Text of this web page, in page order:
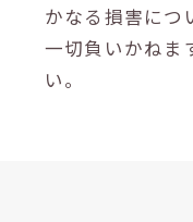
かなる損害につ
一切負いかねま
い。